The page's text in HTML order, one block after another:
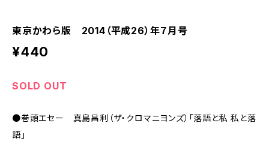
東京かわら版 2014（平成26）年７月号
¥440
SOLD OUT
●巻頭エセー 真島昌利（ザ・クロマニヨンズ）「落語と私 私と落
語」